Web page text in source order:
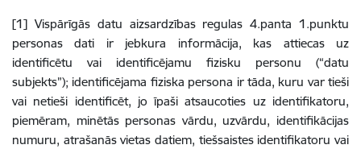
[1] Vispārīgās datu aizsardzības regulas4.panta 1.punktu
personas dati ir jebkura informācija, kas attiecas uz
identificētu vai identificējamu fizisku personu (“datu
subjekts”); identificējama fiziska persona ir tāda, kuru var tieši
vai netieši identificēt, jo īpaši atsaucoties uz identifikatoru,
piemēram, minētās personas vārdu, uzvārdu, identifikācijas
numuru, atrašanās vietas datiem, tiešsaistes identifikatoru vai